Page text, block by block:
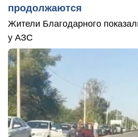
продолжаются
Жители Благодарного
у АЗС